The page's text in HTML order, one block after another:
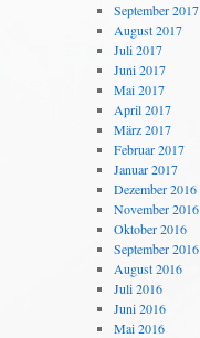
September 2017
August 2017
Juli 2017
Juni 2017
Mai 2017
April 2017
März 2017
Februar 2017
Januar 2017
Dezember 2016
November 2016
Oktober 2016
September 2016
August 2016
Juli 2016
Juni 2016
Mai 2016